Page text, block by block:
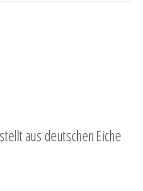
aus deutschen Eiche